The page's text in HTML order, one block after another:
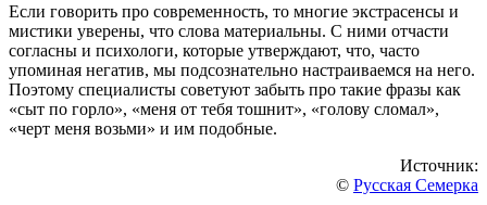
Если говорить про современность, то многие экстрасенсы и
мистики уверены, что слова материальны. С ними отчасти
согласны и психологи, которые утверждают, что, часто
упоминая негатив, мы подсознательно настраиваемся на него.
Поэтому специалисты советуют забыть про такие фразы как
«сыт по горло», «меня от тебя тошнит», «голову сломал»,
«черт меня возьми» и им подобные.
Источник:
© Русская Семерка